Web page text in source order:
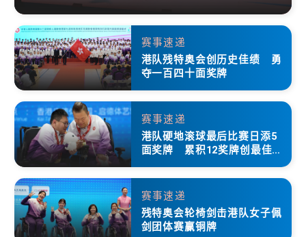
赛事速递
港队残特奥会创历史佳绩 勇
夺一百四十面奖牌
赛事速递
港队硬地滚球最后比赛日添5
面奖牌 累积12奖牌创最佳成
赛事速递
残特奥会轮椅剑击港队女子佩
剑团体赛赢铜牌